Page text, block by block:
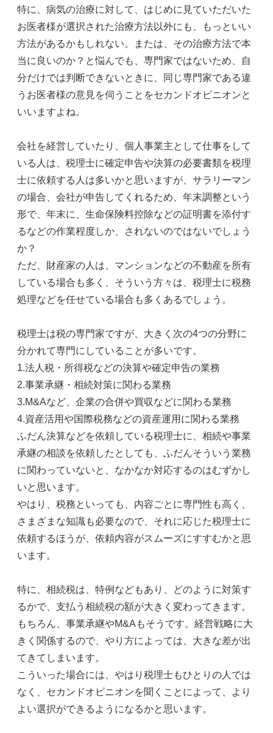
特に、病気の治療に対して、はじめに見ていただいた
お医者様が選択された治療方法以外にも、もっといい
方法があるかもしれない。または、その治療方法で本
当に良いのか？と悩んでも、専門家ではないため、自
分だけでは判断できないときに、同じ専門家である違
うお医者様の意見を伺うことをセカンドオピニオンと
いいますよね。
会社を経営していたり、個人事業主として仕事をして
いる人は、税理士に確定申告や決算の必要書類を税理
士に依頼する人は多いかと思いますが、サラリーマン
の場合、会社が申告してくれるため、年末調整という
形で、年末に、生命保険料控除などの証明書を添付す
るなどの作業程度しか、されないのではないでしょう
か？
ただ、財産家の人は、マンションなどの不動産を所有
している場合も多く、そういう方々は、税理士に税務
処理などを任せている場合も多くあるでしょう。
税理士は税の専門家ですが、大きく次の4つの分野に
分かれて専門にしていることが多いです。
1.法人税・所得税などの決算や確定申告の業務
2.事業承継・相続対策に関わる業務
3.M&Aなど、企業の合併や買収などに関わる業務
4.資産活用や国際税務などの資産運用に関わる業務
ふだん決算などを依頼している税理士に、相続や事業
承継の相談を依頼したとしても、ふだんそういう業務
に関わっていないと、なかなか対応するのはむずかし
いと思います。
やはり、税務といっても、内容ごとに専門性も高く、
さまざまな知識も必要なので、それに応じた税理士に
依頼するほうが、依頼内容がスムーズにすすむかと思
います。
特に、相続税は、特例などもあり、どのように対策す
るかで、支払う相続税の額が大きく変わってきます。
もちろん、事業承継やM&Aもそうです。経営戦略に大
きく関係するので、やり方によっては、大きな差が出
てきてしまいます。
こういった場合には、やはり税理士もひとりの人では
なく、セカンドオピニオンを聞くことによって、より
よい選択ができるようになるかと思います。